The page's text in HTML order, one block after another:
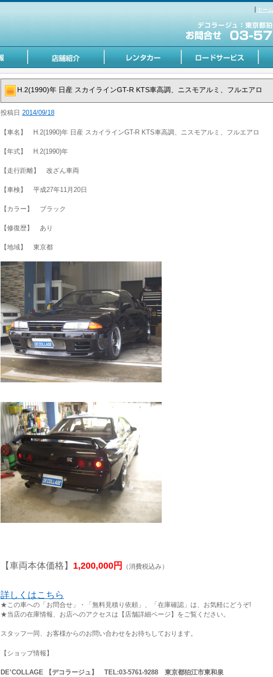
ホーム
H.2(1990)年 日産 スカイラインGT-R KTS車高調、ニスモアルミ、フルエアロ
投稿日 2014/09/18
【車名】 H.2(1990)年 日産 スカイラインGT-R KTS車高調、ニスモアルミ、フルエアロ
【年式】 H.2(1990)年
【走行距離】 改ざん車両
【車検】 平成27年11月20日
【カラー】 ブラック
【修復歴】 あり
【地域】 東京都
【車両本体価格】 1,200,000円 （消費税込み）
詳しくはこちら
★この車への「お問合せ」・「無料見積り依頼」、「在庫確認」は、お気軽にどうぞ!
★当店の在庫情報、お店へのアクセスは【店舗詳細ページ】をご覧ください。
スタッフ一同、お客様からのお問い合わせをお待ちしております。
【ショップ情報】
DE’COLLAGE 【デコラージュ】 TEL:03-5761-9288 東京都狛江市東和泉